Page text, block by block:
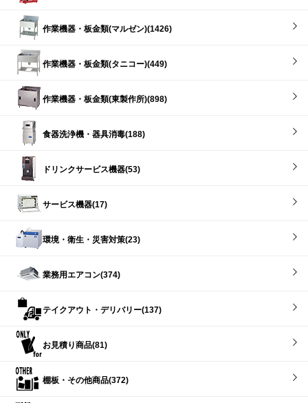
作業機器・板金類(マルゼン)(1426)
作業機器・板金類(タニコー)(449)
作業機器・板金類(東製作所)(898)
食器洗浄機・器具消毒(188)
ドリンクサービス機器(53)
サービス機器(17)
環境・衛生・災害対策(23)
業務用エアコン(374)
テイクアウト・デリバリー(137)
お見積り商品(81)
棚板・その他商品(372)